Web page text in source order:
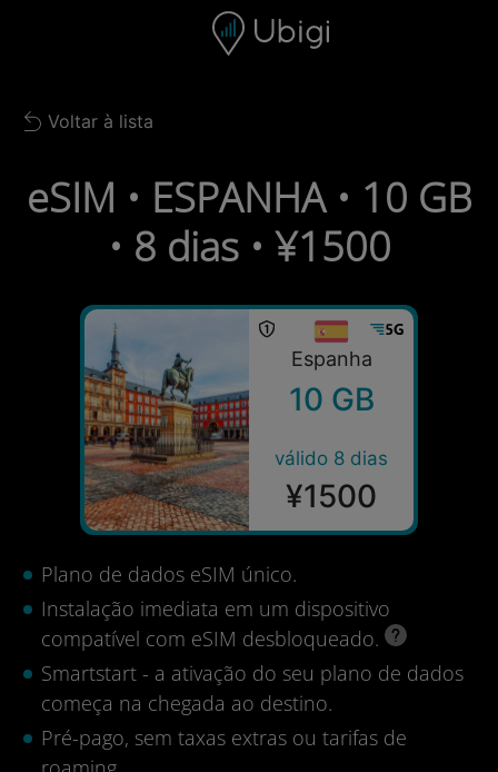
Barra de navegação
Back to list
Voltar à lista
eSIM • ESPANHA • 10 GB
• 8 dias • ¥1500
Espanha
10 GB
válido 8 dias
¥1500
Plano de dados eSIM único.
Instalação imediata em um dispositivo
compatível com eSIM desbloqueado.
Smartstart - a ativação do seu plano de dados
começa na chegada ao destino.
Pré-pago, sem taxas extras ou tarifas de